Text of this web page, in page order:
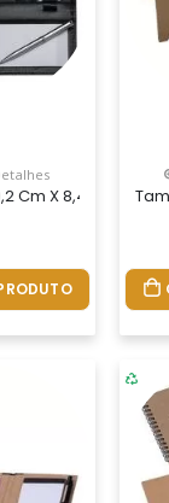
Cm X 8,4